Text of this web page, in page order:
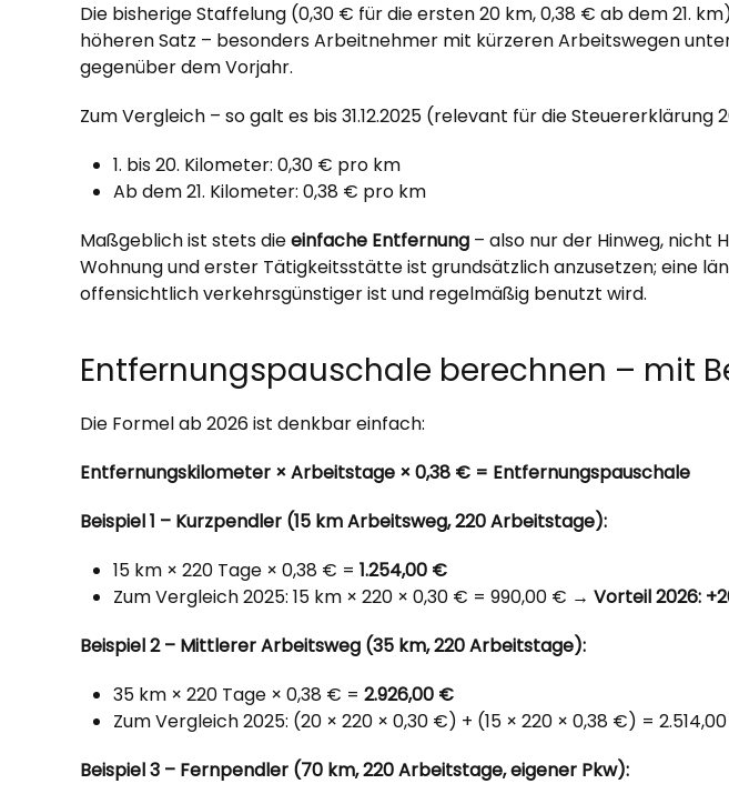
Die bisherige Staffelung (0,30 € für die ersten 20 km, 0,38 € ab dem 21.
höheren Satz – besonders Arbeitnehmer mit kürzeren Arbeitswegen
gegenüber dem Vorjahr.
Zum Vergleich – so galt es bis 31.12.2025 (relevant für die Steuererklärung
1. bis 20. Kilometer: 0,30 € pro km
Ab dem 21. Kilometer: 0,38 € pro km
Maßgeblich ist stets dieeinfache Entfernung – also nur der Hinweg, nicht
Wohnung und erster Tätigkeitsstätte ist grundsätzlich anzusetzen; eine
offensichtlich verkehrsgünstiger ist und regelmäßig benutzt wird.
Entfernungspauschale berechnen – mit
Die Formel ab 2026 ist denkbar einfach:
Entfernungskilometer × Arbeitstage × 0,38 € = Entfernungspauschale
Beispiel 1 – Kurzpendler (15 km Arbeitsweg, 220 Arbeitstage):
15 km × 220 Tage × 0,38 € = 1.254,00 €
Zum Vergleich 2025: 15 km × 220 × 0,30 € = 990,00 € → Vorteil 2026:
Beispiel 2 – Mittlerer Arbeitsweg (35 km, 220 Arbeitstage):
35 km × 220 Tage × 0,38 € = 2.926,00 €
Zum Vergleich 2025: (20 × 220 × 0,30 €) + (15 × 220 × 0,38 €) =
Beispiel 3 – Fernpendler (70 km, 220 Arbeitstage, eigener Pkw):